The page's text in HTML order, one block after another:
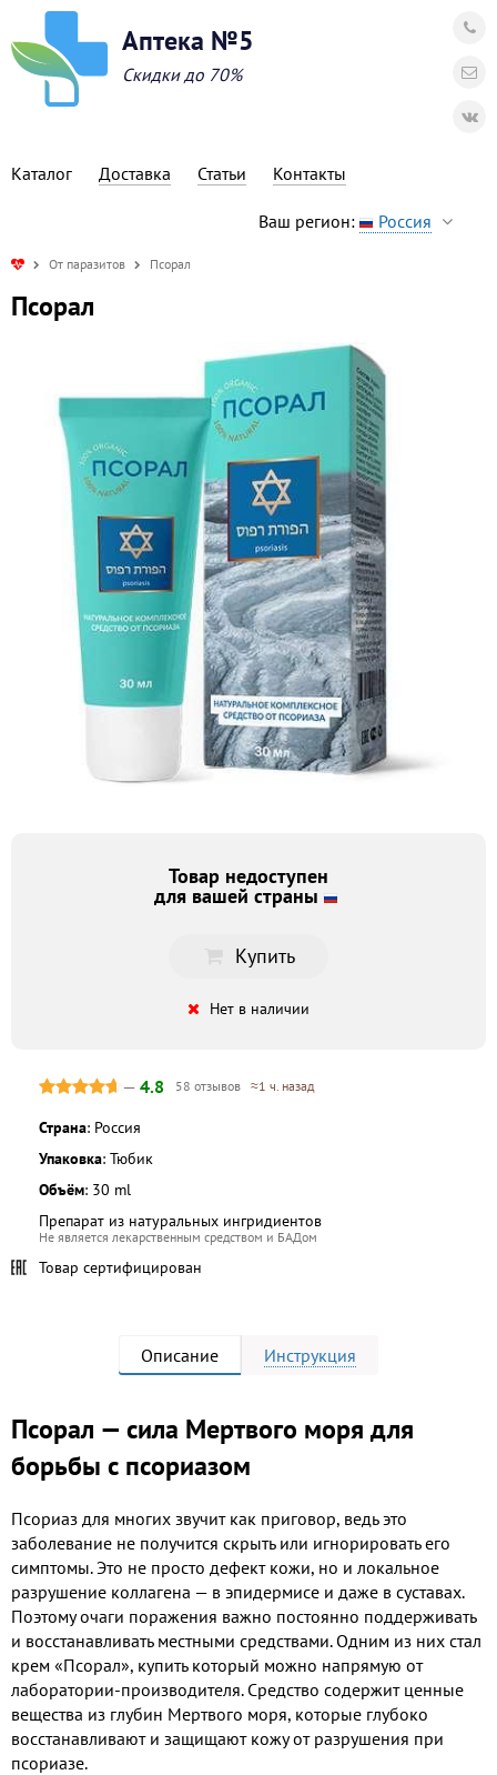
Аптека №5
Скидки до 70%
Каталог Доставка Статьи Контакты
Ваш регион: Россия
От паразитов Псорал
Псорал
Товар недоступен
для вашей страны
Купить
Нет в наличии
— 4.8 58 отзывов ≈1 ч. назад
Страна: Россия
Упаковка: Тюбик
Объём: 30 ml
Препарат из натуральных ингридиентов
Не является лекарственным средством и БАДом
Товар сертифицирован
Описание Инструкция
Псорал — сила Мертвого моря для
борьбы с псориазом
Псориаз для многих звучит как приговор, ведь это
заболевание не получится скрыть или игнорировать его
симптомы. Это не просто дефект кожи, но и локальное
разрушение коллагена — в эпидермисе и даже в суставах.
Поэтому очаги поражения важно постоянно поддерживать
и восстанавливать местными средствами. Одним из них стал
крем «Псорал», купить который можно напрямую от
лаборатории-производителя. Средство содержит ценные
вещества из глубин Мертвого моря, которые глубоко
восстанавливают и защищают кожу от разрушения при
псориазе.